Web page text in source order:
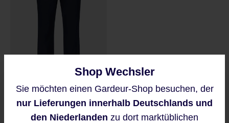
TYBALT-4-419521
Shop Wechsler
Sie möchten einen Gardeur-Shop besuchen, der
nur Lieferungen innerhalb Deutschlands und
den Niederlanden zu dort marktüblichen
Diese Website verwendet Cookies,
um eine bestmögliche Erfahrung
bieten zu können.